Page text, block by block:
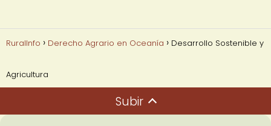
RuralInfo Derecho Agrario en Oceanía Desarrollo Sostenible y
Agricultura
Subir